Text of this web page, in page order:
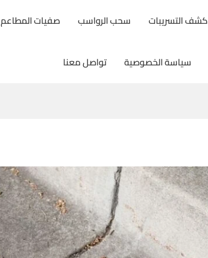
كشف التسريبات سحب الرواسب صفيات المطاعم
سياسة الخصوصية تواصل معنا